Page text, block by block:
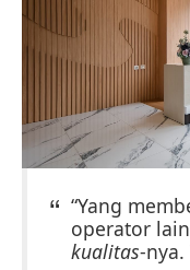
“Yang
operator
kualitas-